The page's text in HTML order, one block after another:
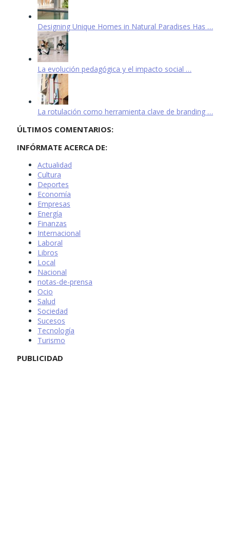
Designing Unique Homes in Natural Paradises Has …
La evolución pedagógica y el impacto social …
La rotulación como herramienta clave de branding …
ÚLTIMOS COMENTARIOS:
INFÓRMATE ACERCA DE:
Actualidad
Cultura
Deportes
Economía
Empresas
Energía
Finanzas
Internacional
Laboral
Libros
Local
Nacional
notas-de-prensa
Ocio
Salud
Sociedad
Sucesos
Tecnología
Turismo
PUBLICIDAD